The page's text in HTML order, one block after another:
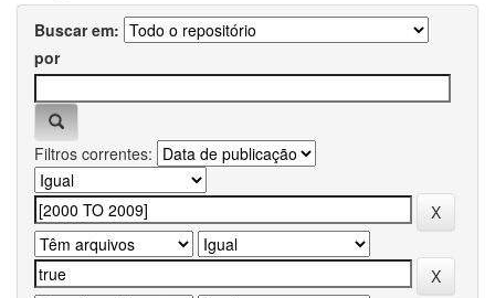
Buscar em:
por
Filtros correntes: